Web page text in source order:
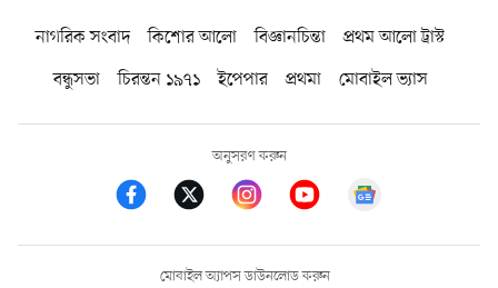
নাগরিক সংবাদ কিশোর আলো বিজ্ঞানচিন্তা
প্রথম আলো ট্রাস্ট
বন্ধুসভা
চিরন্তন ১৯৭১ ইপেপার প্রথমা মোবাইল ভ্যাস
অনুসরণ করুন
মোবাইল অ্যাপস ডাউনলোড করুন